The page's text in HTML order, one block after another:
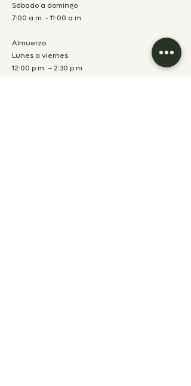
Sábado a domingo
7:00 a.m. - 11:00 a.m.
Almuerzo
Lunes a viernes
12:00 p.m. – 2:30 p.m.